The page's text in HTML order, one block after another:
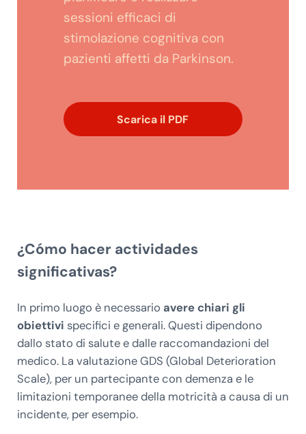
sessioni efficaci di
stimolazione cognitiva con
pazienti affetti da Parkinson.
Scarica il PDF
¿Cómo hacer actividades
significativas?
In primo luogo è necessario avere chiari gli
obiettivi specifici e generali. Questi dipendono
dallo stato di salute e dalle raccomandazioni del
medico. La valutazione GDS (Global Deterioration
Scale), per un partecipante con demenza e le
limitazioni temporanee della motricità a causa di un
incidente, per esempio.